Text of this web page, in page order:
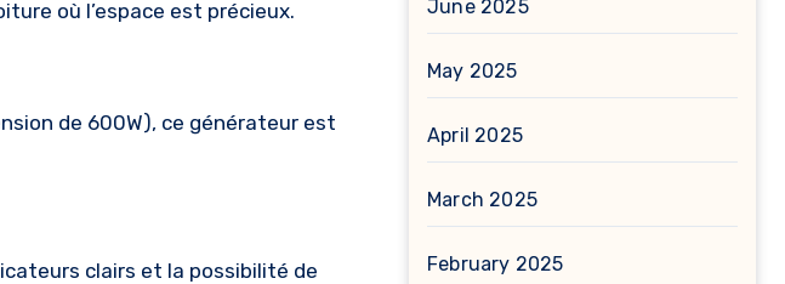
où l’espace est précieux.
de 600W), ce générateur est
clairs et la possibilité de
June 2025
May 2025
April 2025
March 2025
February 2025